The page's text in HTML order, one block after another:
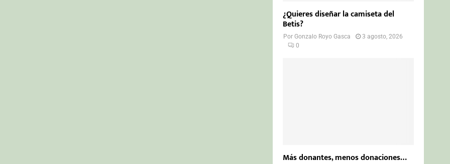
¿Quieres diseñar la camiseta del
Betis?
PorGonzalo Royo Gasca
3 agosto, 2026
0
Más donantes, menos donaciones…